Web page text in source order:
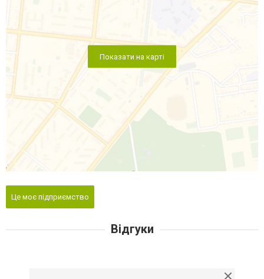
Показати на карті
Це моє підприємство
Відгуки